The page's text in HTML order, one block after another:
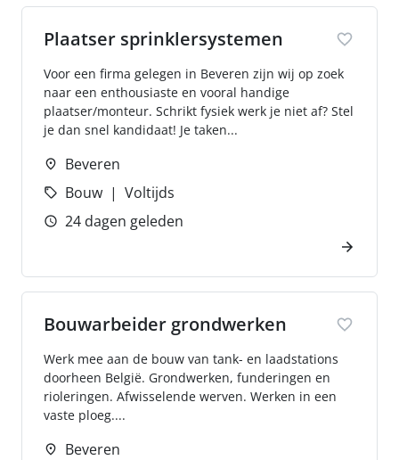
Plaatser sprinklersystemen
Voor een firma gelegen in Beveren zijn wij op zoek
naar een enthousiaste en vooral handige
plaatser/monteur. Schrikt fysiek werk je niet af? Stel
je dan snel kandidaat! Je taken...
Beveren
Bouw
Voltijds
24 dagen geleden
Bouwarbeider grondwerken
Werk mee aan de bouw van tank- en laadstations
doorheen België. Grondwerken, funderingen en
rioleringen. Afwisselende werven. Werken in een
vaste ploeg....
Beveren